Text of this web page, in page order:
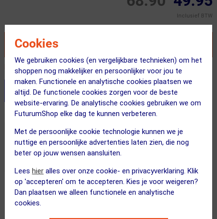
Cookies
We gebruiken cookies (en vergelijkbare technieken) om het
shoppen nog makkelijker en persoonlijker voor jou te
maken. Functionele en analytische cookies plaatsen we
altijd. De functionele cookies zorgen voor de beste
website-ervaring. De analytische cookies gebruiken we om
FuturumShop elke dag te kunnen verbeteren.
Met de persoonlijke cookie technologie kunnen we je
nuttige en persoonlijke advertenties laten zien, die nog
beter op jouw wensen aansluiten.
Lees hier alles over onze cookie- en privacyverklaring. Klik
op 'accepteren' om te accepteren. Kies je voor weigeren?
Dan plaatsen we alleen functionele en analytische
cookies.
Inclusief BTW
VOEG TOE AAN WINKELWAGEN
Recent besteld door 5 klanten! Bestel ook snel!
Stel je productvragen aan onze AI assistent
Dit product in andere versie
Gratis bezorging & retourneren
Voor 23:00 uur besteld, morgen in huis